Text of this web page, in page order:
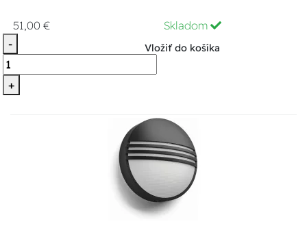
51,00 €
Skladom
-
+
Vložiť do košíka